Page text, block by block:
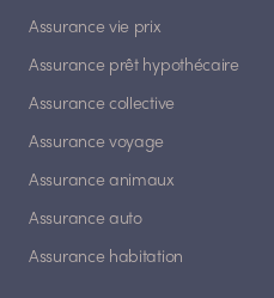
Assurance vie prix
Assurance prêt hypothécaire
Assurance collective
Assurance voyage
Assurance animaux
Assurance auto
Assurance habitation